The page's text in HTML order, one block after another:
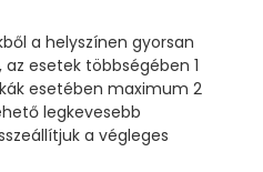
a helyszínen gyorsan
esetek többségében 1
esetében maximum 2
legkevesebb
a végleges